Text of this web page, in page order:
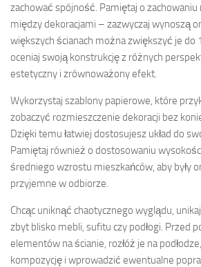
zachować spójność. Pamiętaj o
między dekoracjami – zazwyczaj wynoszą
większych ścianach można zwiększyć je do
oceniaj swoją konstrukcję z różnych
estetyczny i zrównoważony efekt.
Wykorzystaj szablony papierowe, które
zobaczyć rozmieszczenie dekoracji bez
Dzięki temu łatwiej dostosujesz układ do
Pamiętaj również o dostosowaniu
średniego wzrostu mieszkańców, aby były
przyjemne w odbiorze.
Chcąc uniknąć chaotycznego wyglądu,
zbyt blisko mebli, sufitu czy podłogi. Przed
elementów na ścianie, rozłóż je na
kompozycję i wprowadzić ewentualne